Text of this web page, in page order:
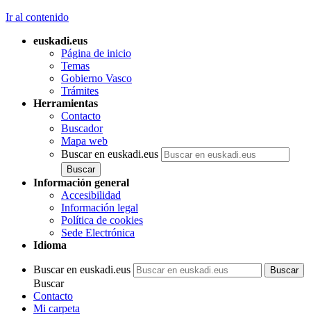
Ir al contenido
euskadi.eus
Página de inicio
Temas
Gobierno Vasco
Trámites
Herramientas
Contacto
Buscador
Mapa web
Buscar en euskadi.eus
Información general
Accesibilidad
Información legal
Política de cookies
Sede Electrónica
Idioma
Buscar en euskadi.eus
Buscar
Contacto
Mi carpeta